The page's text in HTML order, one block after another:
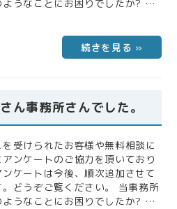
うなことにお困りでしたか? ま
について ・不安点はありませ
くことで不安は解消されました
ん事務所さんでした。
受けられたお客様や無料相談に
ンケートのご協力を頂いており
ケートは今後、順次追加させて
どうぞご覧ください。 当事務所
うなことにお困りでしたか? ま